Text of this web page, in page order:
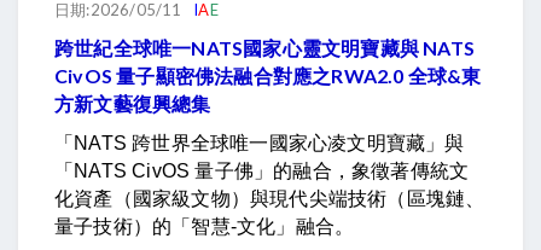
日期:2026/05/11 IAE
跨世紀全球唯一NATS國家心靈文明寶藏與 NATS
CivOS 量子顯密佛法融合對應之RWA2.0 全球&東
方新文藝復興總集
「NATS 跨世界全球唯一國家心凌文明寶藏」與
「 NATS CivOS 量子佛 」的融合，象徵著傳統文
化資產（國家級文物）與現代尖端技術（區塊鏈、
量子技術）的「智慧-文化」融合。